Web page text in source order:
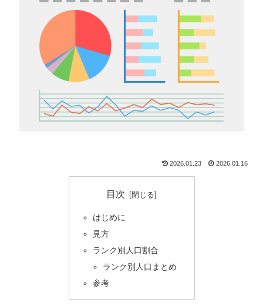
2026.01.23 2026.01.16
目次
はじめに
見方
ランク別人口割合
ランク別人口まとめ
参考